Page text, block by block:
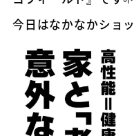
今日はなかなかショ